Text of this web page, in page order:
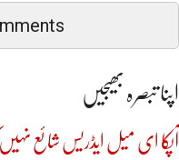
اپنا تبصرہ بھیجیں
آپکا ای میل ایڈریس شائع نہیں